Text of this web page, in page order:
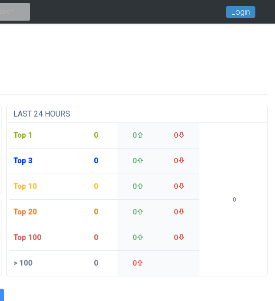
Login
LAST 24 HOURS
Top 1 0 0 0
Top 3 0 0 0
Top 10 0 0 0
Top 20 0 0 0
Top 100 0 0 0
>100 0 0
0